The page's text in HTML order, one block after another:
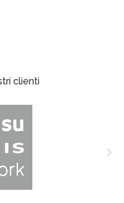
clienti